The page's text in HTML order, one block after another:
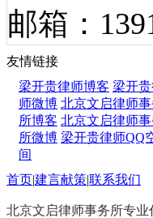
邮箱：
友情链接
梁开贵律师博客 梁开
师微博 北京文启律师事
所博客 北京文启律师事
所微博 梁开贵律师QQ
间
首页|建言献策|联系我们
北京文启律师事务所专业